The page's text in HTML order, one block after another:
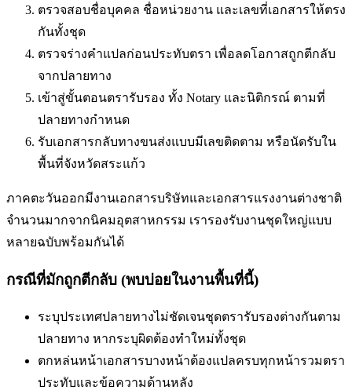
ตรวจสอบชื่อบุคคล ชื่อหน่วยงาน และเลขที่เอกสารให้ตรง
กันทั้งชุด
ตรวจร่างคำแปลก่อนประทับตรา เพื่อลดโอกาสถูกตีกลับ
จากปลายทาง
เข้าสู่ขั้นตอนตรารับรอง ทั้ง Notary และนิติกรณ์ ตามที่
ปลายทางกำหนด
รับเอกสารกลับทางขนส่งแบบมีเลขติดตาม หรือนัดรับใน
พื้นที่จังหวัดสระแก้ว
ภาคตะวันออกมีงานเอกสารบริษัทและเอกสารแรงงานต่างชาติ
จำนวนมากจากนิคมอุตสาหกรรม เรารองรับงานชุดใหญ่แบบ
หลายฉบับพร้อมกันได้
กรณีที่มักถูกตีกลับ (พบบ่อยในงานพื้นที่นี้)
ระบุประเทศปลายทางไม่ชัดเจนชุดตรารับรองต่างกันตาม
ปลายทาง หากระบุผิดต้องทำใหม่ทั้งชุด
ตกหล่นหน้าเอกสารบางหน้าต้องแปลครบทุกหน้ารวมตรา
ประทับและข้อความด้านหลัง